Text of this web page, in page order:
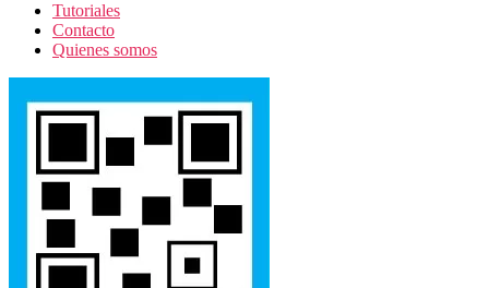
Tutoriales
Contacto
Quienes somos